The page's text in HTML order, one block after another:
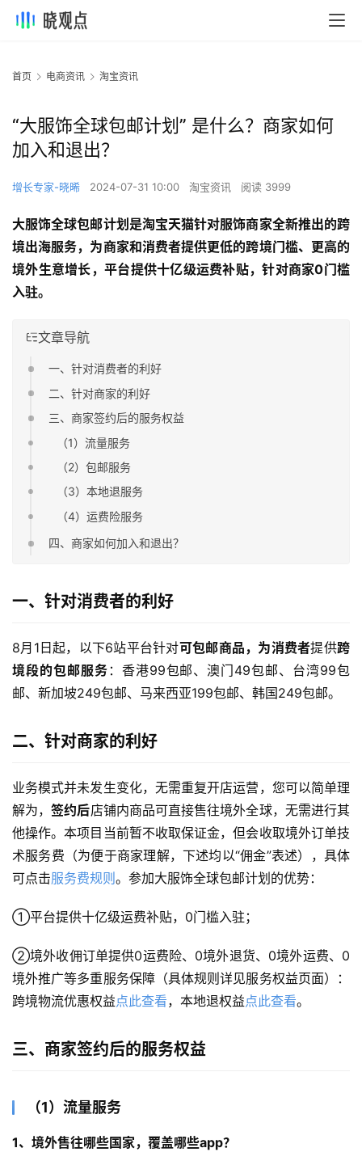
首页 电商资讯 淘宝资讯
“大服饰全球包邮计划” 是什么？商家如何
加入和退出？
增长专家-晓晞 2024-07-31 10:00 淘宝资讯 阅读 3999
大服饰全球包邮计划是淘宝天猫针对服饰商家全新推出的跨
境出海服务，为商家和消费者提供更低的跨境门槛、更高的
境外生意增长，平台提供十亿级运费补贴，针对商家0门槛
入驻。
文章导航
一、针对消费者的利好
二、针对商家的利好
三、商家签约后的服务权益
（1）流量服务
（2）包邮服务
（3）本地退服务
（4）运费险服务
四、商家如何加入和退出？
一、针对消费者的利好
8月1日起，以下6站平台针对可包邮商品，为消费者提供跨
境段的包邮服务 ：香港99包邮、澳门49包邮、台湾99包
邮、新加坡249包邮、马来西亚199包邮、韩国249包邮。
二、针对商家的利好
业务模式并未发生变化，无需重复开店运营，您可以简单理
解为，签约后店铺内商品可直接售往境外全球，无需进行其
他操作。本项目当前暂不收取保证金，但会收取境外订单技
术服务费（为便于商家理解，下述均以“佣金”表述），具体
可点击服务费规则 。参加大服饰全球包邮计划的优势：
①平台提供十亿级运费补贴，0门槛入驻；
②境外收佣订单提供0运费险、0境外退货、0境外运费、0
境外推广等多重服务保障（具体规则详见服务权益页面）：
跨境物流优惠权益点此查看，本地退权益点此查看。
三、商家签约后的服务权益
（1）流量服务
1、境外售往哪些国家，覆盖哪些app？